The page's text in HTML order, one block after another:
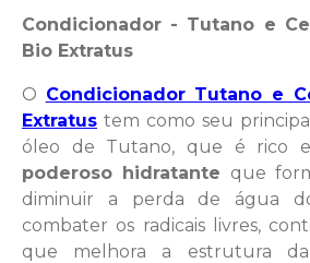
Condicionador - Tutano e
Bio Extratus
O Condicionador Tutano e
Extratus tem como seu
óleo de Tutano, que é rico
poderoso hidratante que
diminuir a perda de água
combater os radicais livres,
que melhora a estrutura